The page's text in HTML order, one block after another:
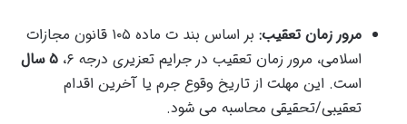
مرور زمان تعقیب:
بر اساس بند ت ماده ۱۰۵ قانون مجازات
اسلامی، مرور زمان تعقیب در جرایم تعزیری درجه ۶،
۵ سال
است. این مهلت از تاریخ وقوع جرم یا آخرین اقدام
تعقیبی/تحقیقی محاسبه می شود.